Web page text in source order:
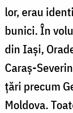
lor, erau
bunici. În
din Iași,
Caraș-
țări precum
Moldova.